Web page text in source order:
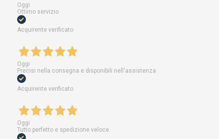
Oggi
Ottimo servizio
Acquirente verificato
Oggi
Precisi nella consegna e disponibili nell'assistenza
Acquirente verificato
Oggi
Tutto perfetto e spedizione veloce.